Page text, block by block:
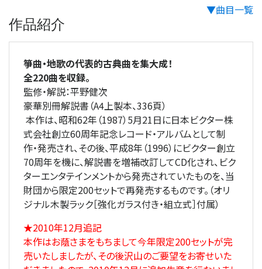
▼曲目一覧
作品紹介
箏曲・地歌の代表的古典曲を集大成！
全220曲を収録。
監修・解説：平野健次
豪華別冊解説書（A4上製本、336頁）
本作は、昭和62年（1987）5月21日に日本ビクター株
式会社創立60周年記念レコード・アルバムとして制
作・発売され、その後、平成8年（1996）にビクター創立
70周年を機に、解説書を増補改訂してCD化され、ビク
ターエンタテインメントから発売されていたものを、当
財団から限定200セットで再発売するものです。（オリ
ジナル木製ラック［強化ガラス付き・組立式］付属）
★2010年12月追記
本作はお蔭さまをもちまして今年限定200セットが完
売いたしましたが、その後沢山のご要望をお寄せいた